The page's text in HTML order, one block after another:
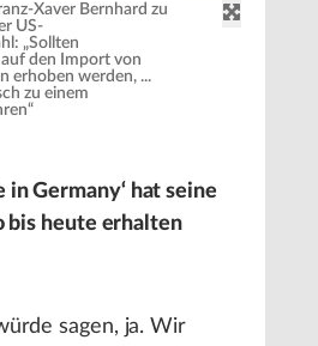
Xaver Bernhard zu
US-
„Sollten
auf den Import von
erhoben werden, ...
zu einem
in Germany‘ hat seine
bis heute erhalten
sagen, ja. Wir